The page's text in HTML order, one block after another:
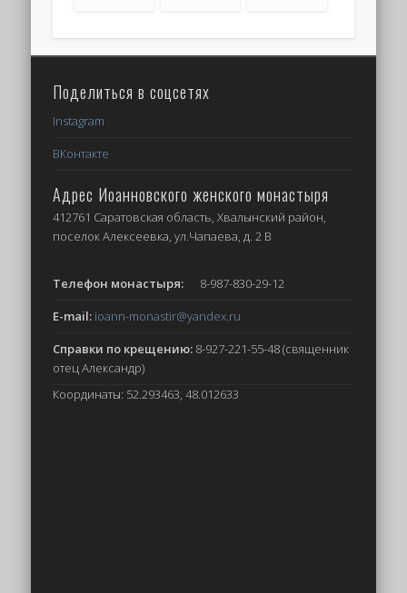
Поделиться в соцсетях
Instagram
ВКонтакте
Адрес Иоанновского женского монастыря
412761 Саратовская область, Хвалынский район,
поселок Алексеевка, ул.Чапаева, д. 2 В
Телефон монастыря:
8-987-830-29-12
E-mail: ioann-monastir@yandex.ru
Справки по крещению: 8-927-221-55-48 (священник
отец Александр)
Координаты: 52.293463, 48.012633